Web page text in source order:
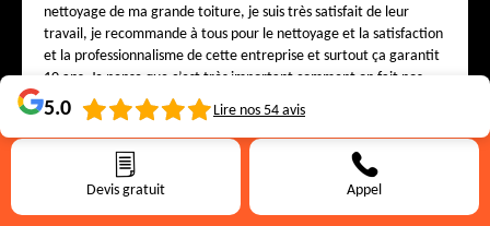
Devis gratuit Appel
nettoyage de ma grande toiture, je suis très satisfait de leur
travail, je recommande à tous pour le nettoyage et la satisfaction
et la professionnalisme de cette entreprise et surtout ça garantit
10 ans. Je pense que c’est très important comment on fait nos
travaux le patron est très présent sur le chantier et à l’écoute de
notre demande Djedi. Un grand merci à l’entreprise.
5.0 Lire nos 54 avis